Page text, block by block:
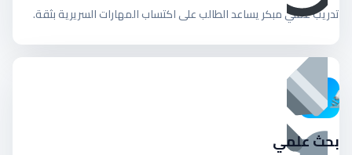
تدريب عملي مبكر يساعد الطالب على اكتساب المهارات السريرية بثقة.
بحث علمي